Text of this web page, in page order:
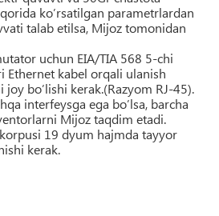
ko’rsatilgan parametrlardan
talab etilsa, Mijoz tomonidan
uchun EIA/TIA 568 5-chi
Ethernet kabel orqali ulanish
bo’lishi kerak.(Razyom RJ-45).
interfeysga ega bo’lsa, barcha
Mijoz taqdim etadi.
19 dyum hajmda tayyor
kerak.